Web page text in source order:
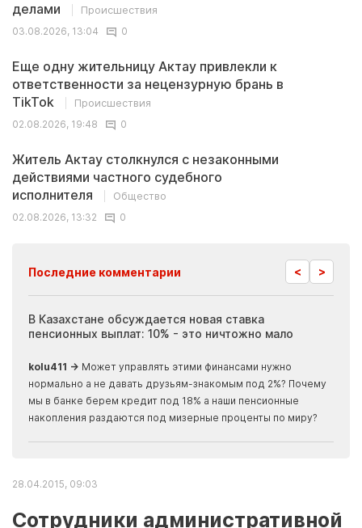
делами
Происшествия
03.08.2026, 13:04
0
Еще одну жительницу Актау привлекли к
ответственности за нецензурную брань в
TikTok
Происшествия
02.08.2026, 19:48
0
Житель Актау столкнулся с незаконными
действиями частного судебного
исполнителя
Общество
02.08.2026, 13:32
0
Последние комментарии < >
В Казахстане обсуждается новая ставка
пенсионных выплат: 10% - это ничтожно мало
kolu411 → Может управлять этими финансами нужно
нормально а не давать друзьям-знакомым под 2%? Почему
мы в банке берем кредит под 18% а наши пенсионные
накопления раздаются под мизерные проценты по миру?
28.04.2015, 09:03
Сотрудники административной